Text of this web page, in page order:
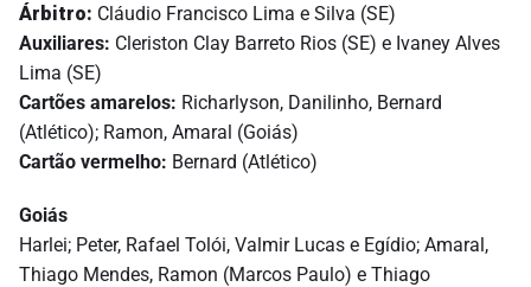
Árbitro: Cláudio Francisco Lima e Silva (SE)
Auxiliares: Cleriston Clay Barreto Rios (SE) e Ivaney Alves
Lima (SE)
Cartões amarelos: Richarlyson, Danilinho, Bernard
(Atlético); Ramon, Amaral (Goiás)
Cartão vermelho: Bernard (Atlético)
Goiás
Harlei; Peter, Rafael Tolói, Valmir Lucas e Egídio; Amaral,
Thiago Mendes, Ramon (Marcos Paulo) e Thiago